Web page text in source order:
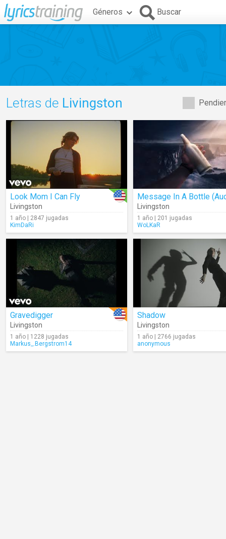
Géneros Buscar
Letras de Livingston
Look Mom I Can Fly
Livingston
1 año | 2847 jugadas
KimDaRi
Message In A Bottle
Livingston
1 año | 201 jugadas
WoLKaR
Gravedigger
Livingston
1 año | 1228 jugadas
Markus_.Bergstrom14
Shadow
Livingston
1 año | 2766 jugadas
anonymous